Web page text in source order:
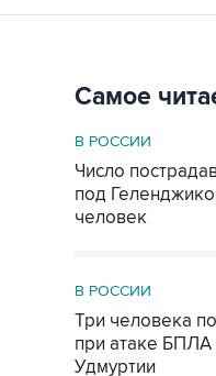
Самое
В РОССИИ
Число
под
человек
В РОССИИ
Три человека
при атаке БПЛА
Удмуртии